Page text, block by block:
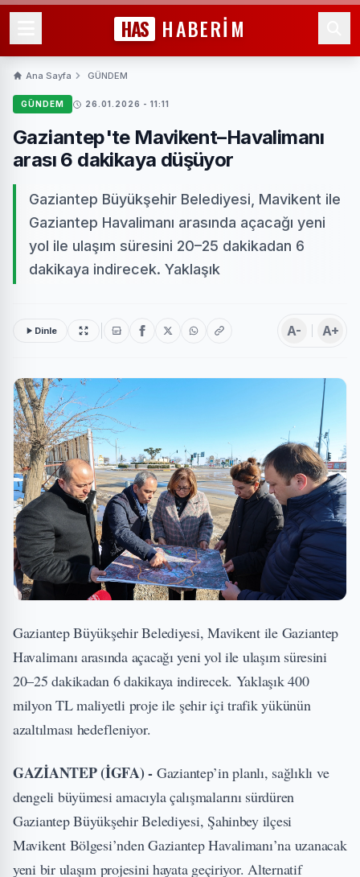
HAS HABERİM
Ana Sayfa GÜNDEM
GÜNDEM 26.01.2026 - 11:11
Gaziantep'te Mavikent–Havalimanı
arası 6 dakikaya düşüyor
Gaziantep Büyükşehir Belediyesi, Mavikent ile
Gaziantep Havalimanı arasında açacağı yeni
yol ile ulaşım süresini 20–25 dakikadan 6
dakikaya indirecek. Yaklaşık
Dinle A- A+
Gaziantep Büyükşehir Belediyesi, Mavikent ile Gaziantep
Havalimanı arasında açacağı yeni yol ile ulaşım süresini
20–25 dakikadan 6 dakikaya indirecek. Yaklaşık 400
milyon TL maliyetli proje ile şehir içi trafik yükünün
azaltılması hedefleniyor.
GAZİANTEP (İGFA) - Gaziantep’in planlı, sağlıklı ve
dengeli büyümesi amacıyla çalışmalarını sürdüren
Gaziantep Büyükşehir Belediyesi, Şahinbey ilçesi
Mavikent Bölgesi’nden Gaziantep Havalimanı’na uzanacak
yeni bir ulaşım projesini hayata geçiriyor. Alternatif